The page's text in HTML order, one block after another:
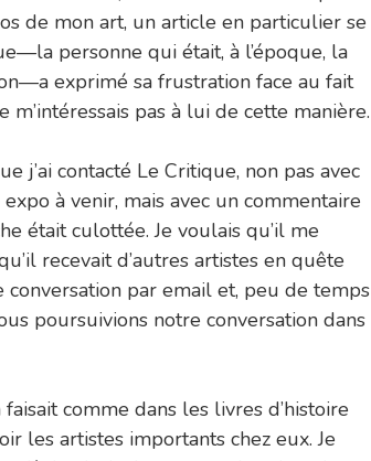
de mon art, un article en particulier se
personne qui était, à l’époque, la
exprimé sa frustration face au fait
pas à lui de cette manière.
j’ai contacté Le Critique, non pas avec
à venir, mais avec un commentaire
était culottée. Je voulais qu’il me
recevait d’autres artistes en quête
conversation par email et, peu de temps
poursuivions notre conversation dans
comme dans les livres d’histoire
les artistes importants chez eux. Je